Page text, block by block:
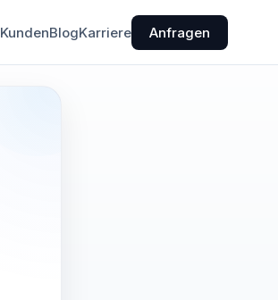
KundenBlogKarriere Anfragen